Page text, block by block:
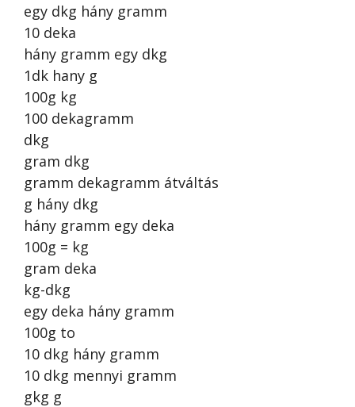
egy dkg hány gramm
10 deka
hány gramm egy dkg
1dk hany g
100g kg
100 dekagramm
dkg
gram dkg
gramm dekagramm átváltás
g hány dkg
hány gramm egy deka
100g = kg
gram deka
kg-dkg
egy deka hány gramm
100g to
10 dkg hány gramm
10 dkg mennyi gramm
gkg g